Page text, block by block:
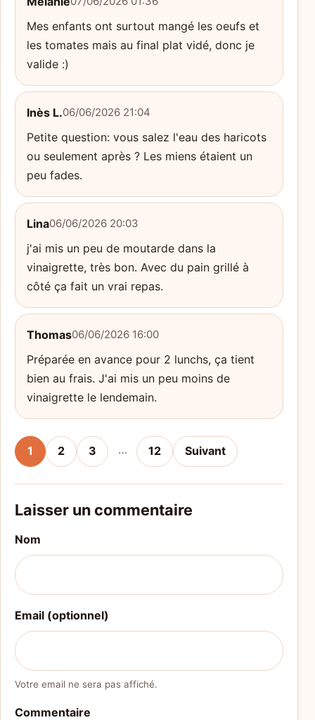
Mes enfants ont surtout mangé les oeufs et
les tomates mais au final plat vidé, donc je
valide :)
Inès L.06/06/2026 21:04
Petite question: vous salez l'eau des haricots
ou seulement après ? Les miens étaient un
peu fades.
Lina06/06/2026 20:03
j'ai mis un peu de moutarde dans la
vinaigrette, très bon. Avec du pain grillé à
côté ça fait un vrai repas.
Thomas06/06/2026 16:00
Préparée en avance pour 2 lunchs, ça tient
bien au frais. J'ai mis un peu moins de
vinaigrette le lendemain.
1 2 3 … 12 Suivant
Laisser un commentaire
Nom
Email (optionnel)
Votre email ne sera pas affiché.
Commentaire